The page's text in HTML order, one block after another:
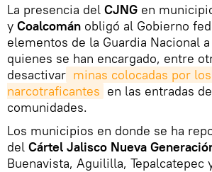
La presencia del CJNG en
y Coalcomán obligó al Gobierno
elementos de la Guardia Nacional
quienes se han encargado, entre
desactivar minas colocadas por los
narcotraficantes en las entradas
comunidades.
Los municipios en donde se ha
del Cártel Jalisco Nueva
Buenavista, Aguililla, Tepalcatepec